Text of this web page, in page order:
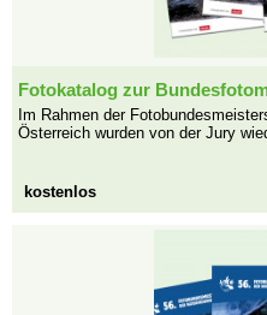
Fotokatalog zur
Im Rahmen der
Österreich wurden von der Jury
kostenlos